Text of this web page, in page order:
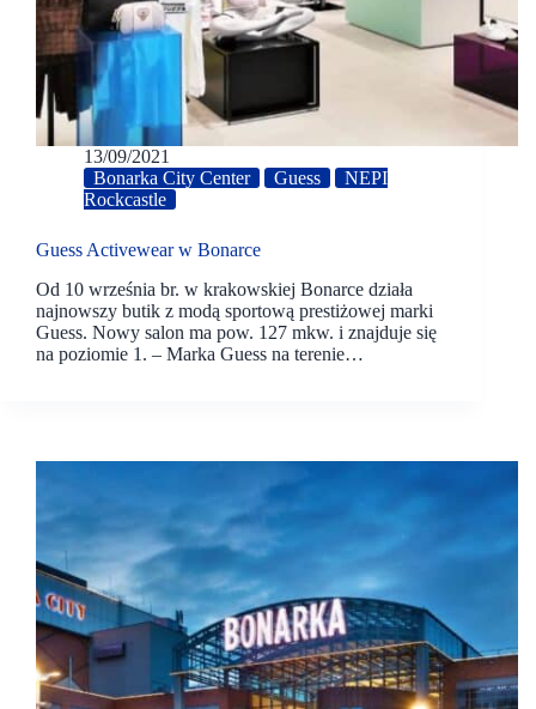
13/09/2021
Bonarka City Center
Guess
NEPI
Rockcastle
Guess Activewear w Bonarce
Od 10 września br. w krakowskiej Bonarce działa
najnowszy butik z modą sportową prestiżowej marki
Guess. Nowy salon ma pow. 127 mkw. i znajduje się
na poziomie 1. – Marka Guess na terenie…